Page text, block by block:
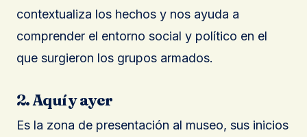
contextualiza los hechos y nos ayuda a
comprender el entorno social y político en el
que surgieron los grupos armados.
2. Aquí y ayer
Es la zona de presentación al museo, sus inicios